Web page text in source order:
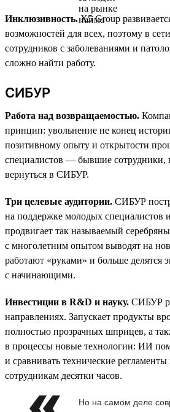
Инклюзивность.X5 Group
возможностей для всех, поэтому в
сотрудников с заболеваниями и
сложно найти работу.
СИБУР
Работа над возвращаемостью.
принцип: увольнение не конец
позитивному опыту и открытости
специалистов — бывшие сотрудники,
вернуться в СИБУР.
Три целевые аудитории. СИБУР
на поддержке молодых
продвигает так называемый
с многолетним опытом выводят на
работают «руками» и больше делятся
с начинающими.
Инвестиции в R&D и науку. СИБУР
направлениях. Запускает продукты
полностью прозрачных шприцев, а
в процессы новые технологии: ИИ
и сравнивать технические
сотрудникам десятки часов.
Но на самом деле